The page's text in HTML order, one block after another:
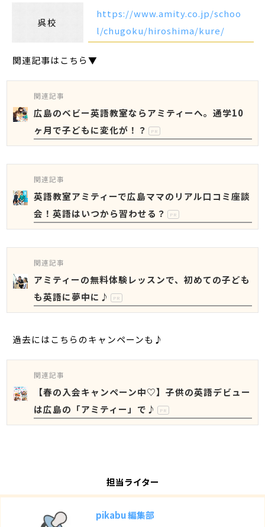
呉校
https://www.amity.co.jp/schoo
l/chugoku/hiroshima/kure/
関連記事はこちら▼
関連記事
広島のベビー英語教室ならアミティーへ。通学10
ヶ月で子どもに変化が！？
PR
関連記事
英語教室アミティーで広島ママのリアル口コミ座談
会！英語はいつから習わせる？
PR
関連記事
アミティーの無料体験レッスンで、初めての子ども
も英語に夢中に♪
PR
過去にはこちらのキャンペーンも♪
関連記事
【春の入会キャンペーン中♡】子供の英語デビュー
は広島の「アミティー」で♪
PR
担当ライター
pikabu 編集部